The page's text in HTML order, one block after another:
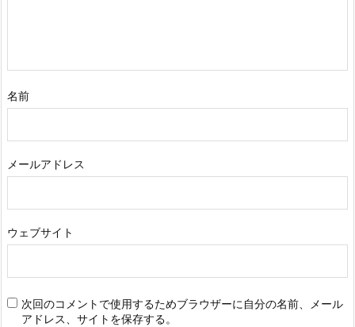
名前
メールアドレス
ウェブサイト
次回のコメントで使用するためブラウザーに自分の名前、メール
アドレス、サイトを保存する。